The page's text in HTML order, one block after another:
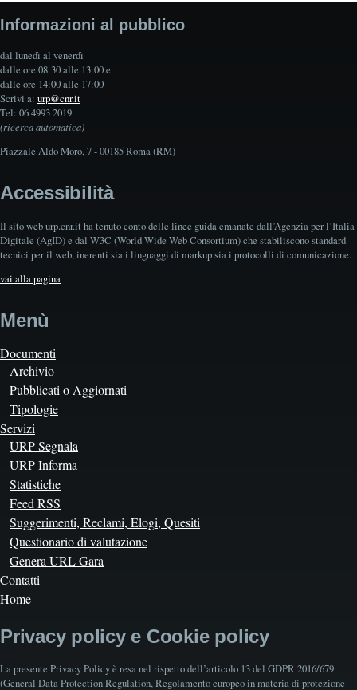
Informazioni al pubblico
dal lunedì al venerdì
dalle ore 08:30 alle 13:00 e
dalle ore 14:00 alle 17:00
Scrivi a: urp@cnr.it
Tel: 06 4993 2019
(ricerca automatica)
Piazzale Aldo Moro, 7 - 00185 Roma (RM)
Accessibilità
Il sito web urp.cnr.it ha tenuto conto delle linee guida emanate dall’Agenzia per l’Italia
Digitale (AgID) e dal W3C (World Wide Web Consortium) che stabiliscono standard
tecnici per il web, inerenti sia i linguaggi di markup sia i protocolli di comunicazione.
vai alla pagina
Menù
Documenti
Archivio
Pubblicati o Aggiornati
Tipologie
Servizi
URP Segnala
URP Informa
Statistiche
Feed RSS
Suggerimenti, Reclami, Elogi, Quesiti
Questionario di valutazione
Genera URL Gara
Contatti
Home
Privacy policy e Cookie policy
La presente Privacy Policy è resa nel rispetto dell’articolo 13 del GDPR 2016/679
(General Data Protection Regulation, Regolamento europeo in materia di protezione